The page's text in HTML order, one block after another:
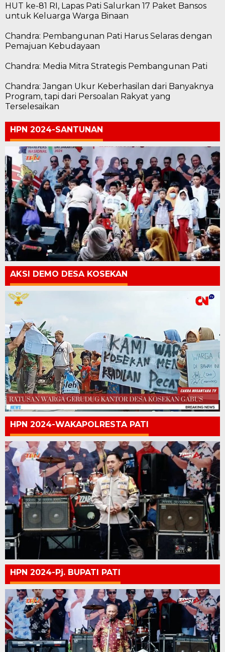
HUT ke-81 RI, Lapas Pati Salurkan 17 Paket Bansos
untuk Keluarga Warga Binaan
Chandra: Pembangunan Pati Harus Selaras dengan
Pemajuan Kebudayaan
Chandra: Media Mitra Strategis Pembangunan Pati
Chandra: Jangan Ukur Keberhasilan dari Banyaknya
Program, tapi dari Persoalan Rakyat yang
Terselesaikan
HPN 2024-SANTUNAN
AKSI DEMO DESA KOSEKAN
HPN 2024-WAKAPOLRESTA PATI
HPN 2024-Pj. BUPATI PATI